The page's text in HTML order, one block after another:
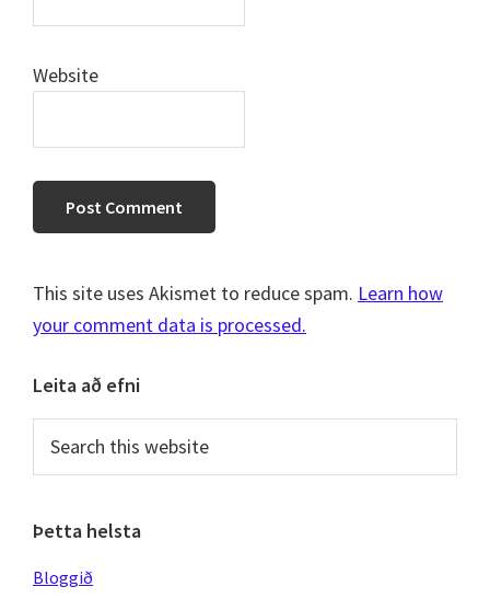
Website
This site uses Akismet to reduce spam. Learn how
your comment data is processed.
Primary
Sidebar
Leita að efni
this
Þetta helsta
Bloggið